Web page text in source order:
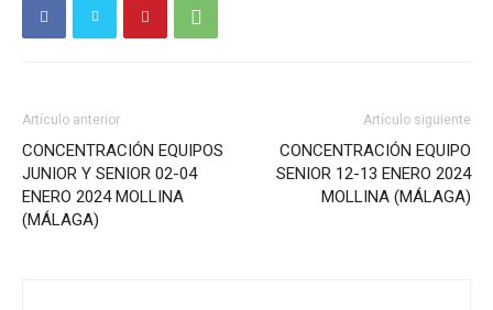
Artículo anterior
CONCENTRACIÓN EQUIPOS
JUNIOR Y SENIOR 02-04
ENERO 2024 MOLLINA
(MÁLAGA)
Artículo siguiente
CONCENTRACIÓN EQUIPO
SENIOR 12-13 ENERO 2024
MOLLINA (MÁLAGA)